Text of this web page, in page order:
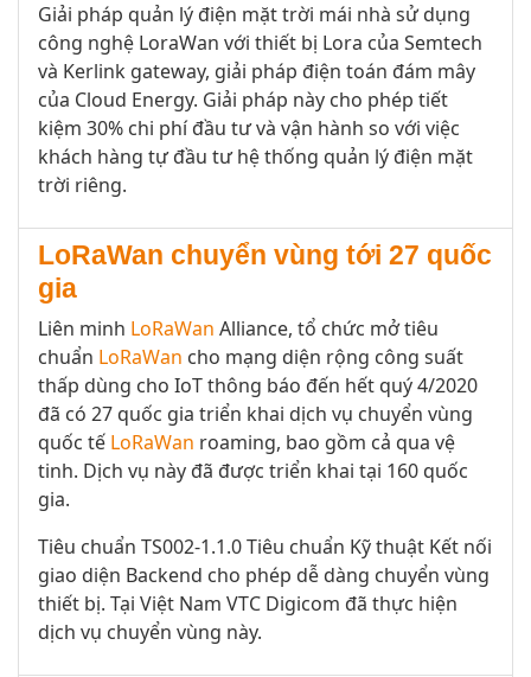
Giải pháp quản lý điện mặt trời mái nhà sử dụng
công nghệ LoraWan với thiết bị Lora của Semtech
và Kerlink gateway, giải pháp điện toán đám mây
của Cloud Energy. Giải pháp này cho phép tiết
kiệm 30% chi phí đầu tư và vận hành so với việc
khách hàng tự đầu tư hệ thống quản lý điện mặt
trời riêng.
LoRaWan chuyển vùng tới 27 quốc
gia
Liên minh LoRaWan Alliance, tổ chức mở tiêu
chuẩn LoRaWan cho mạng diện rộng công suất
thấp dùng cho IoT thông báo đến hết quý 4/2020
đã có 27 quốc gia triển khai dịch vụ chuyển vùng
quốc tế LoRaWan roaming, bao gồm cả qua vệ
tinh. Dịch vụ này đã được triển khai tại 160 quốc
gia.
Tiêu chuẩn TS002-1.1.0 Tiêu chuẩn Kỹ thuật Kết nối
giao diện Backend cho phép dễ dàng chuyển vùng
thiết bị. Tại Việt Nam VTC Digicom đã thực hiện
dịch vụ chuyển vùng này.